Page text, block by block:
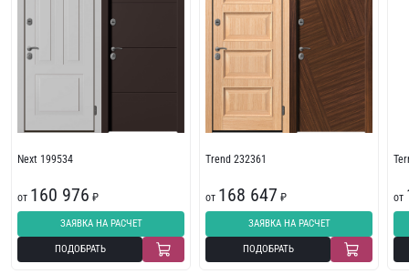
Next 199534
от 160 976 ₽
ЗАЯВКА НА РАСЧЕТ
ПОДОБРАТЬ
Trend 232361
от 168 647 ₽
ЗАЯВКА НА РАСЧЕТ
ПОДОБРАТЬ
от